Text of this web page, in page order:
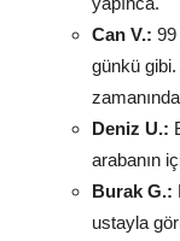
Can V.: 99
günkü gibi.
Deniz U.:
arabanın
Burak G.:
ustayla